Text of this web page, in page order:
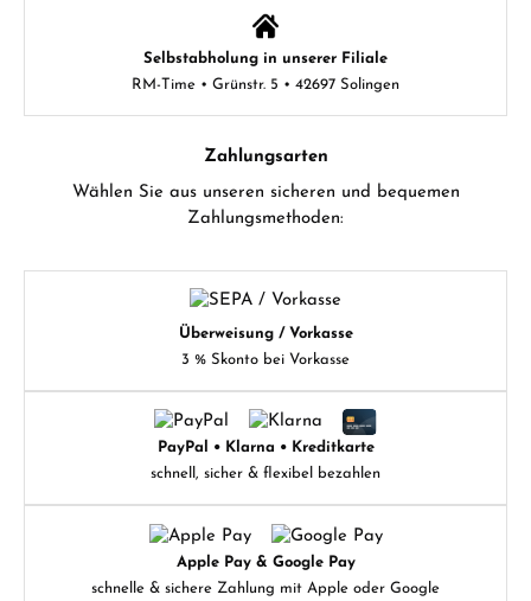
Selbstabholung in unserer Filiale
RM-Time • Grünstr. 5 • 42697 Solingen
Zahlungsarten
Wählen Sie aus unseren sicheren und bequemen
Zahlungsmethoden:
Überweisung / Vorkasse
3 % Skonto bei Vorkasse
PayPal • Klarna • Kreditkarte
schnell, sicher & flexibel bezahlen
Apple Pay & Google Pay
schnelle & sichere Zahlung mit Apple oder Google